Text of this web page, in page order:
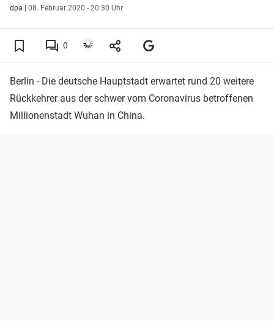
dpa | 08. Februar 2020 - 20:30 Uhr
0
Berlin - Die deutsche Hauptstadt erwartet rund 20 weitere
Rückkehrer aus der schwer vom Coronavirus betroffenen
Millionenstadt Wuhan in China.